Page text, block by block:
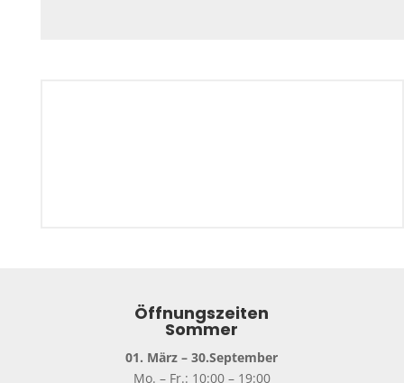
Öffnungszeiten
Sommer
01. März – 30.September
Mo. – Fr.: 10:00 – 19:00